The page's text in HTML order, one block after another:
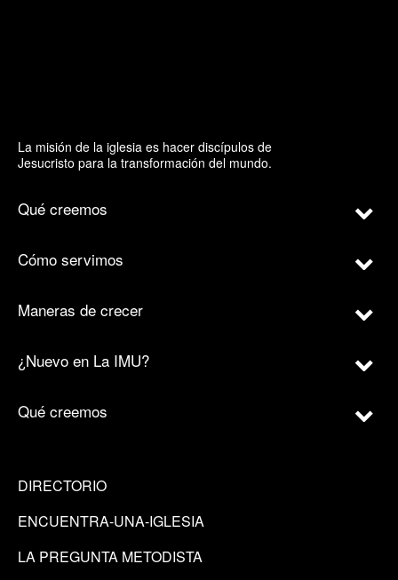
La misión de la iglesia es hacer discípulos de
Jesucristo para la transformación del mundo.
Qué creemos
Cómo servimos
Maneras de crecer
¿Nuevo en La IMU?
Qué creemos
DIRECTORIO
ENCUENTRA-UNA-IGLESIA
LA PREGUNTA METODISTA